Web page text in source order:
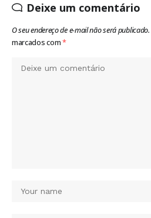
Deixe um comentário
O seu endereço de e-mail não será publicado.
marcados com*